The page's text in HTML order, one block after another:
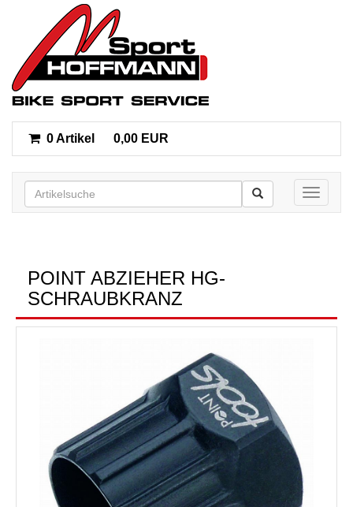
0 Artikel 0,00 EUR
Toggle
POINT ABZIEHER HG-
SCHRAUBKRANZ